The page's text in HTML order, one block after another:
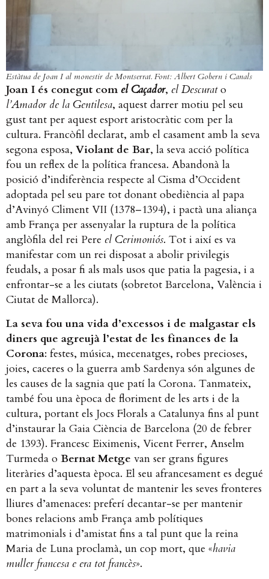
Estàtua de Joan I al monestir de Montserrat. Font: Albert Gobern i Canals
Joan I és conegut com el Caçador, el Descurato
l’Amador de la Gentilesa, aquest darrer motiu pel seu
gust tant per aquest esport aristocràtic com per la
cultura. Francòfil declarat, amb el casament amb la seva
segona esposa, Violant de Bar, la seva acció política
fou un reflex de la política francesa. Abandonà la
posició d’indiferència respecte al Cisma d’Occident
adoptada pel seu pare tot donant obediència al papa
d’Avinyó Climent VII (1378–1394), i pactà una aliança
amb França per assenyalar la ruptura de la política
anglòfila del rei Pere el Cerimoniós. Tot i així es va
manifestar com un rei disposat a abolir privilegis
feudals, a posar fi als mals usos que patia la pagesia, i a
enfrontar-se a les ciutats (sobretot Barcelona, València i
Ciutat de Mallorca).
La seva fou una vida d’excessos i de malgastar els
diners que agreujà l’estat de les finances de la
Corona: festes, música, mecenatges, robes precioses,
joies, caceres o la guerra amb Sardenya són algunes de
les causes de la sagnia que patí la Corona. Tanmateix,
també fou una època de floriment de les arts i de la
cultura, portant els Jocs Florals a Catalunya fins al punt
d’instaurar la Gaia Ciència de Barcelona (20 de febrer
de 1393). Francesc Eiximenis, Vicent Ferrer, Anselm
Turmeda o Bernat Metge van ser grans figures
literàries d’aquesta època. El seu afrancesament es degué
en part a la seva voluntat de mantenir les seves fronteres
lliures d’amenaces: preferí decantar-se per mantenir
bones relacions amb França amb polítiques
matrimonials i d’amistat fins a tal punt que la reina
Maria de Luna proclamà, un cop mort, que «havia
muller francesa e era tot francès».